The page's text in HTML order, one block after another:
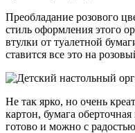
Преобладание розового
стиль оформления этого
втулки от туалетной
ставится все это на
Не так ярко, но очень
картон, бумага
готово и можно с радостью